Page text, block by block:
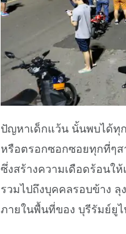
ปัญหาเด็กแว้น นั้นพบได้ทุ
หรือตรอกซอกซอยทุกที่ๆส
ซึ่งสร้างความเดือดร้อนใ
รวมไปถึงบุคคลรอบข้าง ลุ
ภายในพื้นที่ของ บุรีรัมย์ยูไ